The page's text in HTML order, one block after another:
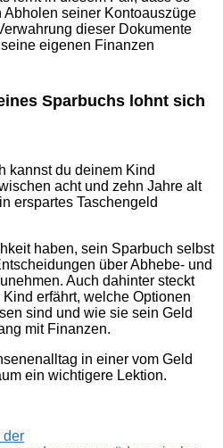
seiner Kontoauszüge
dieser Dokumente
eigenen Finanzen
Sparbuchs lohnt sich
kannst du deinem Kind
acht und zehn Jahre alt
erspartes Taschengeld
haben, sein Sparbuch selbst
über Abhebe- und
Auch dahinter steckt
erfährt, welche Optionen
sind und wie sie sein Geld
mit Finanzen.
in einer vom Geld
ein wichtigere Lektion.
der